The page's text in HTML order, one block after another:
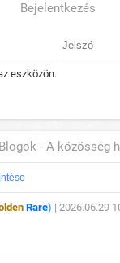
Bejelentkezés
eszközön.
- A közösség
Rare) | 2026.06.29